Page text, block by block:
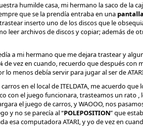
humilde casa, mi hermano la saco de la
que se la prendía entraba en una
inserto uno de los discos que le
archivos de discos y copiar; además de
a mi hermano que me dejara trastear y
vez en cuando, recuerdo que después con
menos debía servir para jugar al ser de
en el local de ITELDATA, me acuerdo que
con el juego funcionara, trasteamos un rato ,
el juego de carros, y WAOOO, nos
y no se parecía al “POLEPOSITION” que
esa computadora ATARI, y yo de vez en